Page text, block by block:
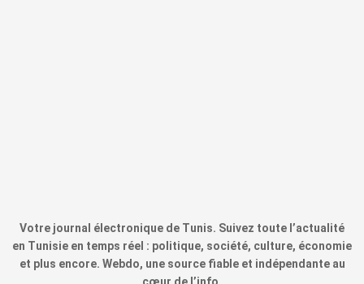
Votre journal électronique de Tunis. Suivez toute l’actualité
en Tunisie en temps réel : politique, société, culture, économie
et plus encore. Webdo, une source fiable et indépendante au
cœur de l’info.